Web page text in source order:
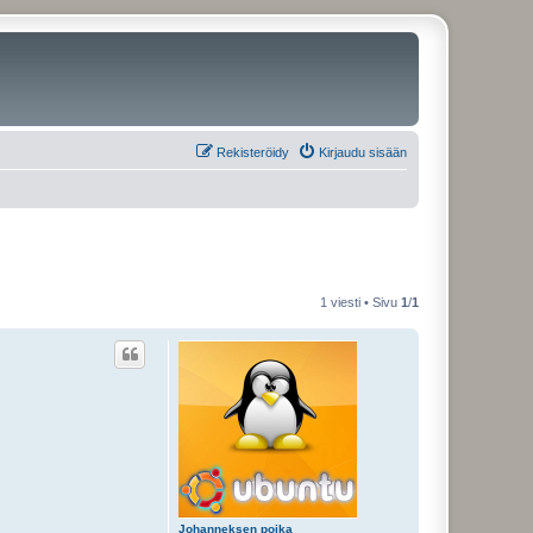
Kirjaudu sisään
Rekisteröidy
1 viesti • Sivu 1/1
Johanneksen poika